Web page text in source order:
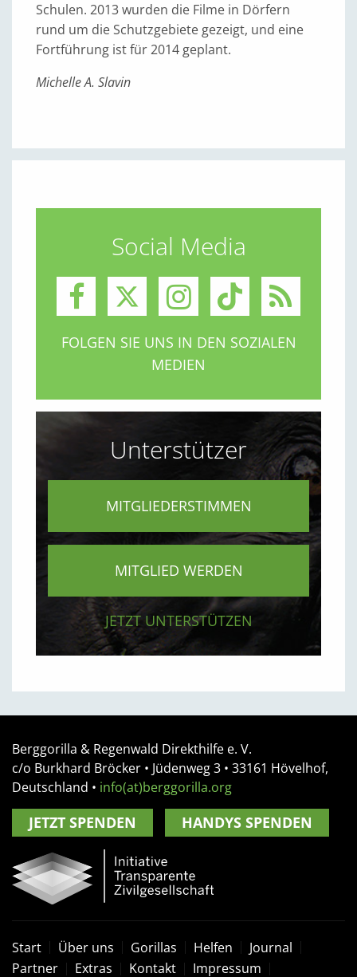
Schulen. 2013 wurden die Filme in Dörfern
rund um die Schutzgebiete gezeigt, und eine
Fortführung ist für 2014 geplant.
Michelle A. Slavin
Social Media
FOLGEN SIE UNS IN DEN SOZIALEN
MEDIEN
Unterstützer
MITGLIEDERSTIMMEN
MITGLIED WERDEN
JETZT UNTERSTÜTZEN
Berggorilla & Regenwald Direkthilfe e. V.
c/o Burkhard Bröcker • Jüdenweg 3 • 33161 Hövelhof,
Deutschland • info(at)berggorilla.org
JETZT SPENDEN HANDYS SPENDEN
Start Über uns Gorillas Helfen
Journal
Partner
Extras Kontakt Impressum